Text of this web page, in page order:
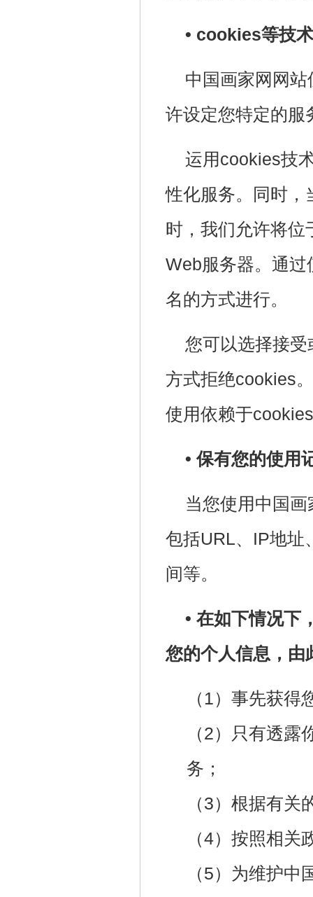
• cookies等技
中国画家网网
许设定您特定的服
运用cookies技
性化服务。同时，
时，我们允许将位
Web服务器。通
名的方式进行。
您可以选择接
方式拒绝cookies
使用依赖于
• 保有您的使用
当您使用中国
包括URL、IP地址
间等。
• 在如下情况下
您的个人信息，由
（1）事先获得
（2）只有透
务；
（3）根据有关
（4）按照相关
（5）为维护中